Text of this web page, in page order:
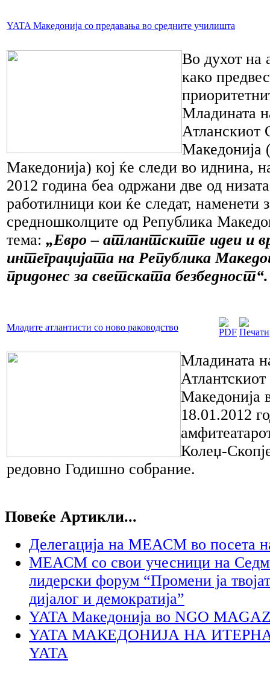
YATA Македонија со предавања во средните училишта
Во духот на
како
Младината
Атланскиот
Македонија
Македонија) кој ќе следи во иднина,
2012 година беа одржани две од
работилници кои ќе следат, наменети
средношколците од Република
тема: „Евро – атлантските идеи и
интеграцијата на Република
придонес за светската безбедност“.
Младите атлантисти со ново раководство
Младината
Македонија
18.01.2012
Колеџ-
редовно Годишно собрание.
Повеќе Артикли...
Делегација на МЕАСМ во посета
МЕАСМ со свои учесници на
лидерски форум “Промени ја
дијалог и демократија”
YATA Македонија во NGO
YATA МАКЕДОНИЈА НА
YATA